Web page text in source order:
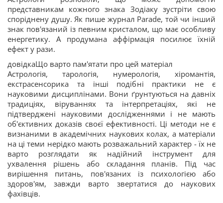
представникам кожного знака Зодіаку зустріти свою
споріднену душу. Як пише журнал Parade, той чи інший
знак пов'язаний із певним кристалом, що має особливу
енергетику. А продумана аффірмація посилює їхній
ефект у рази.
довідкаЩо варто пам'ятати про цей матеріал
Астрологія, тарологія, нумерологія, хіромантія,
екстрасенсорика та інші подібні практики не є
науковими дисциплінами. Вони ґрунтуються на давніх
традиціях, віруваннях та інтерпретаціях, які не
підтверджені науковими дослідженнями і не мають
об'єктивних доказів своєї ефективності. Ці методи не є
визнаними в академічних наукових колах, а матеріали
на ці теми нерідко мають розважальний характер - їх не
варто розглядати як надійний інструмент для
ухвалення рішень або складання планів. Під час
вирішення питань, пов'язаних із психологією або
здоров'ям, завжди варто звертатися до наукових
фахівців.